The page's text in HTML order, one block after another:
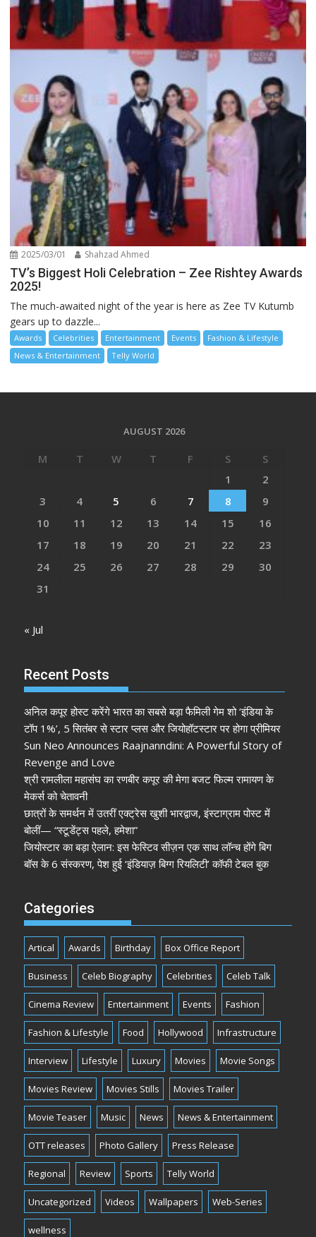
2025/03/01 Shahzad Ahmed
TV’s Biggest Holi Celebration – Zee Rishtey Awards
2025!
The much-awaited night of the year is here as Zee TV Kutumb
gears up to dazzle...
Awards Celebrities Entertainment Events
Fashion & Lifestyle
News & Entertainment
Telly World
AUGUST 2026
M T W T F S
S
1
2
3
4 5 6 7 8
9
10
11 12 13 14 15
16
17
18 19 20 21 22
23
24
25 26 27 28 29
30
31
« Jul
Recent Posts
अनिल कपूर होस्ट करेंगे भारत का सबसे बड़ा फैमिली गेम शो ‘इंडिया के
टॉप 1%’, 5 सितंबर से स्टार प्लस और जियोहॉटस्टार पर होगा प्रीमियर
Sun Neo Announces Raajnanndini: A Powerful Story of
Revenge and Love
श्री रामलीला महासंघ का रणबीर कपूर की मेगा बजट फिल्म रामायण के
मेकर्स को चेतावनी
छात्रों के समर्थन में उतरीं एक्ट्रेस खुशी भारद्वाज, इंस्टाग्राम पोस्ट में
बोलीं— “स्टूडेंट्स पहले, हमेशा”
जियोस्टार का बड़ा ऐलान: इस फेस्टिव सीज़न एक साथ लॉन्च होंगे बिग
बॉस के 6 संस्करण, पेश हुई ‘इंडियाज़ बिग्ग रियलिटी’ कॉफी टेबल बुक
Categories
Artical Awards Birthday Box Office Report
Business Celeb Biography Celebrities Celeb Talk
Cinema Review Entertainment Events Fashion
Fashion & Lifestyle Food Hollywood Infrastructure
Interview Lifestyle Luxury Movies Movie Songs
Movies Review Movies Stills Movies Trailer
Movie Teaser Music News News & Entertainment
OTT releases Photo Gallery Press Release
Regional Review Sports Telly World
Uncategorized Videos Wallpapers Web-Series
wellness